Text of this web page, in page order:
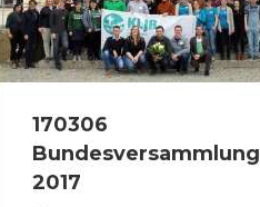
170306
Bundesversammlung
2017